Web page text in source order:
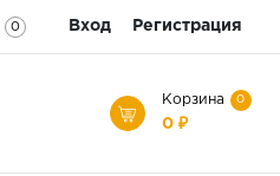
0 Вход Регистрация
Корзина 0
0 ₽